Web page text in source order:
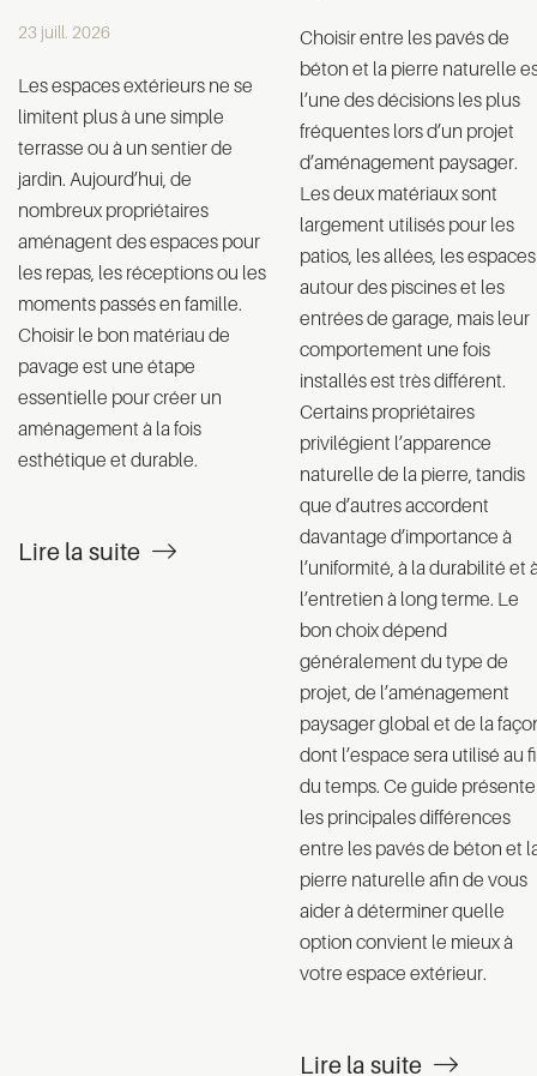
23 juill. 2026
Les espaces extérieurs ne se
limitent plus à une simple
terrasse ou à un sentier de
jardin. Aujourd’hui, de
nombreux propriétaires
aménagent des espaces pour
les repas, les réceptions ou les
moments passés en famille.
Choisir le bon matériau de
pavage est une étape
essentielle pour créer un
aménagement à la fois
esthétique et durable.
Lire la suite
Choisir entre les pavés de
béton et la pierre naturelle
l’une des décisions les plus
fréquentes lors d’un projet
d’aménagement paysager.
Les deux matériaux sont
largement utilisés pour les
patios, les allées, les espaces
autour des piscines et les
entrées de garage, mais leur
comportement une fois
installés est très différent.
Certains propriétaires
privilégient l’apparence
naturelle de la pierre, tandis
que d’autres accordent
davantage d’importance à
l’uniformité, à la durabilité et
l’entretien à long terme. Le
bon choix dépend
généralement du type de
projet, de l’aménagement
paysager global et de la
dont l’espace sera utilisé au
du temps. Ce guide présente
les principales différences
entre les pavés de béton et
pierre naturelle afin de vous
aider à déterminer quelle
option convient le mieux à
votre espace extérieur.
Lire la suite